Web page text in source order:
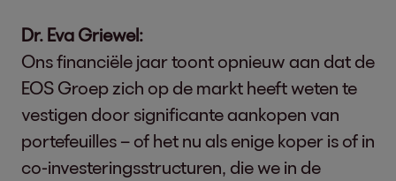
Dr. Eva Griewel:
Ons financiële jaar toont opnieuw aan dat de
EOS Groep zich op de markt heeft weten te
vestigen door significante aankopen van
portefeuilles – of het nu als enige koper is of in
co-investeringsstructuren, die we in de